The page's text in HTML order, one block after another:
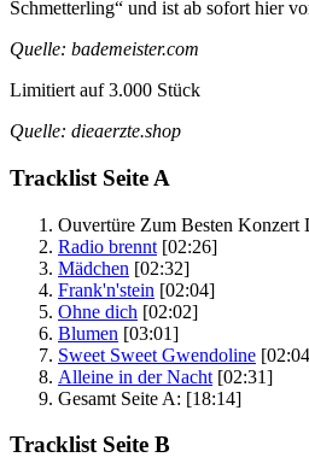
Schmetterling“ und ist ab sofort hier
Quelle: bademeister.com
Limitiert auf 3.000 Stück
Quelle: dieaerzte.shop
Tracklist Seite A
Ouvertüre Zum Besten Konzert
Radio brennt [02:26]
Mädchen [02:32]
Frank'n'stein [02:04]
Ohne dich [02:02]
Blumen [03:01]
Sweet Sweet Gwendoline
Alleine in der Nacht [02:31]
Gesamt Seite A: [18:14]
Tracklist Seite B